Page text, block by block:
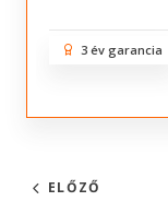
3 év garancia
ELŐZŐ